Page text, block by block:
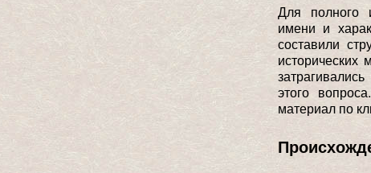
Для полного
имени и
составили
исторических
этого
материал по